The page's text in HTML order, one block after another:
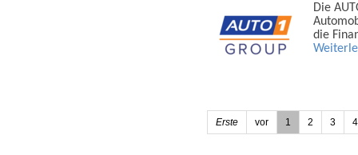
Die
die
Erste vor 1 2 3 4